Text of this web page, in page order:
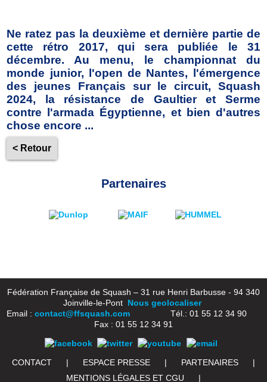
Ne ratez pas la deuxième et dernière partie de
cette rétro 2017, qui sera publiée le 31
décembre. Au menu, le championnat du
monde junior, l'open de Nantes, l'émergence
des jeunes Français sur le circuit, Squash
2024, la résistance de Gaultier et Serme
contre l'armada Égyptienne, et bien d'autres
chose encore ...
< Retour
Partenaires
Fédération Française de Squash – 31 rue Henri Barbusse - 94 340
Joinville-le-Pont Nous geolocaliser
Email : contact@ffsquash.comTél.: 01 55 12 34 90
Fax : 01 55 12 34 91
CONTACT | ESPACE PRESSE | PARTENAIRES
|
MENTIONS LÉGALES ET CGU
|